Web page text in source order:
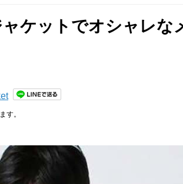
ケットでオシャレな
す。